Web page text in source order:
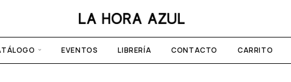
EVENTOS LIBRERÍA CONTACTO CARRITO